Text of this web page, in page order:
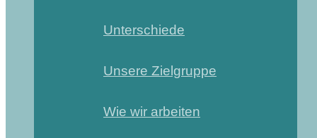
Unterschiede
Unsere Zielgruppe
Wie wir arbeiten